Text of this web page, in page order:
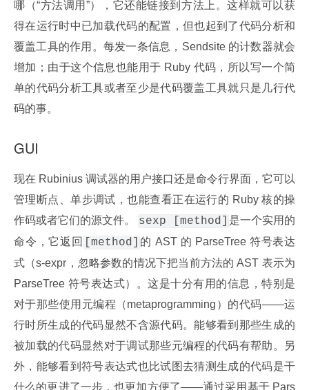
哪（“方法调用”），它还能链接到方法上。这样就可以获
得在运行时中已加载代码的配置，但也起到了代码分析和
覆盖工具的作用。每发一条信息，Sendsite 的计数器就会
增加；由于这个信息也能用于 Ruby 代码，所以写一个简
单的代码分析工具或者至少是代码覆盖工具就只是几行代
码的事。
GUI
现在 Rubinius 调试器的用户接口还是命令行界面，它可以
管理断点、单步调试，也能查看正在运行的 Ruby 核的操
作码或者它们的源文件。
sexp [method]
是一个实用的
命令，它返回
[method]
的 AST 的 ParseTree 符号表达
式（s-expr，忽略参数的情况下把当前方法的 AST 表示为
ParseTree 符号表达式）。这是十分有用的信息，特别是
对于那些使用元编程（metaprogramming）的代码——运
行时所生成的代码显然不含源代码。能够看到那些生成的
被加载的代码显然对于调试那些元编程的代码有帮助。另
外，能够看到符号表达式也比试图去猜测生成的代码是干
什么的更进了一步，也更加方便了——通过采用基于 Pars